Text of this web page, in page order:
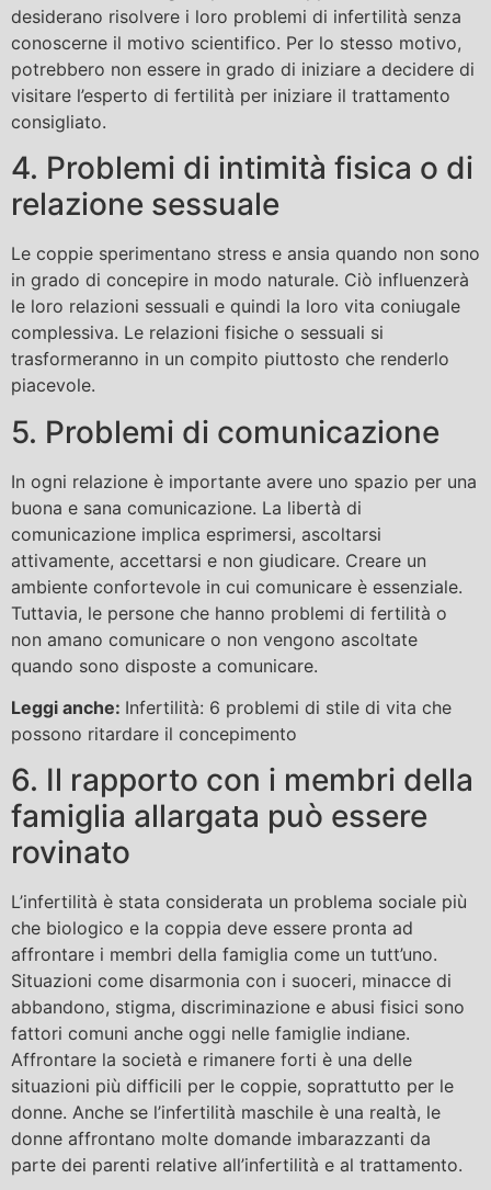
desiderano risolvere i loro problemi di infertilità senza
conoscerne il motivo scientifico. Per lo stesso motivo,
potrebbero non essere in grado di iniziare a decidere di
visitare l’esperto di fertilità per iniziare il trattamento
consigliato.
4. Problemi di intimità fisica o di
relazione sessuale
Le coppie sperimentano stress e ansia quando non sono
in grado di concepire in modo naturale. Ciò influenzerà
le loro relazioni sessuali e quindi la loro vita coniugale
complessiva. Le relazioni fisiche o sessuali si
trasformeranno in un compito piuttosto che renderlo
piacevole.
5. Problemi di comunicazione
In ogni relazione è importante avere uno spazio per una
buona e sana comunicazione. La libertà di
comunicazione implica esprimersi, ascoltarsi
attivamente, accettarsi e non giudicare. Creare un
ambiente confortevole in cui comunicare è essenziale.
Tuttavia, le persone che hanno problemi di fertilità o
non amano comunicare o non vengono ascoltate
quando sono disposte a comunicare.
Leggi anche: Infertilità: 6 problemi di stile di vita che
possono ritardare il concepimento
6. Il rapporto con i membri della
famiglia allargata può essere
rovinato
L’infertilità è stata considerata un problema sociale più
che biologico e la coppia deve essere pronta ad
affrontare i membri della famiglia come un tutt’uno.
Situazioni come disarmonia con i suoceri, minacce di
abbandono, stigma, discriminazione e abusi fisici sono
fattori comuni anche oggi nelle famiglie indiane.
Affrontare la società e rimanere forti è una delle
situazioni più difficili per le coppie, soprattutto per le
donne. Anche se l’infertilità maschile è una realtà, le
donne affrontano molte domande imbarazzanti da
parte dei parenti relative all’infertilità e al trattamento.